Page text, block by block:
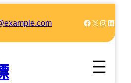
Facebook X Instagram LinkedIn